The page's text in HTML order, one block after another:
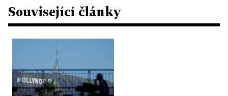
Související články